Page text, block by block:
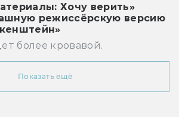
Хочу верить»
режиссёрскую версию
более кровавой.
Показать ещё